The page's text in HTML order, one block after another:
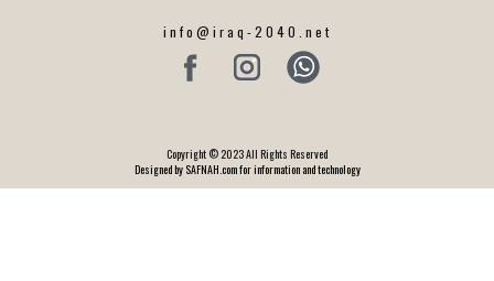
info@iraq-2040.net
Copyright © 2023 All Rights Reserved
Designed by SAFNAH.com for information and technology